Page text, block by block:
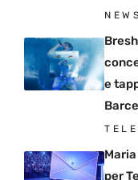
NEWS
e
Maria
per